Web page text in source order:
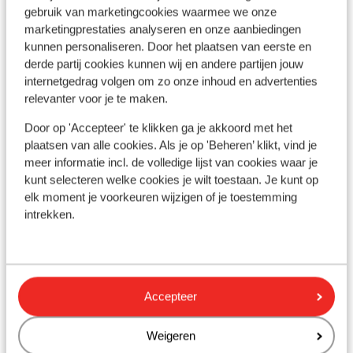
gebruik van marketingcookies waarmee we onze
marketingprestaties analyseren en onze aanbiedingen
kunnen personaliseren. Door het plaatsen van eerste en
derde partij cookies kunnen wij en andere partijen jouw
internetgedrag volgen om zo onze inhoud en advertenties
relevanter voor je te maken.
Door op 'Accepteer' te klikken ga je akkoord met het
plaatsen van alle cookies. Als je op 'Beheren’ klikt, vind je
meer informatie incl. de volledige lijst van cookies waar je
kunt selecteren welke cookies je wilt toestaan. Je kunt op
elk moment je voorkeuren wijzigen of je toestemming
intrekken.
Accepteer
Weigeren
Bekijk op kaart
In de buurt
Strand: 350 m
In het centrum
Luchthaven: 23 km
Haven: 26 km
Bushalte: 50 m
Pinautomaat: 50 m
(Mini)supermarkt: 50 m
Restaurant: 40 m
Aan een drukke weg